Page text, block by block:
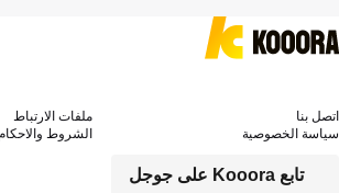
تابع Kooora على جوجل
اتصل بنا
ملفات الارتباط
سياسة الخصوصية
الشروط والاحكام